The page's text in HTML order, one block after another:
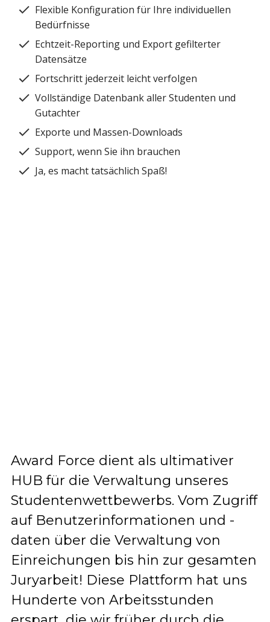
Flexible Konfiguration für Ihre individuellen
Bedürfnisse
Echtzeit-Reporting und Export gefilterter
Datensätze
Fortschritt jederzeit leicht verfolgen
Vollständige Datenbank aller Studenten und
Gutachter
Exporte und Massen-Downloads
Support, wenn Sie ihn brauchen
Ja, es macht tatsächlich Spaß!
Award Force dient als ultimativer
HUB für die Verwaltung unseres
Studentenwettbewerbs. Vom Zugriff
auf Benutzerinformationen und -
daten über die Verwaltung von
Einreichungen bis hin zur gesamten
Juryarbeit! Diese Plattform hat uns
Hunderte von Arbeitsstunden